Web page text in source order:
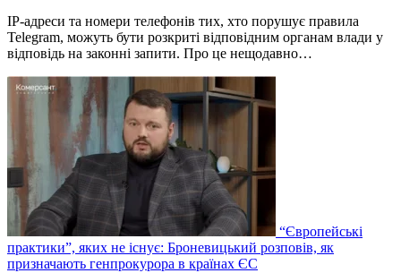
IP-адреси та номери телефонів тих, хто порушує правила
Telegram, можуть бути розкриті відповідним органам влади у
відповідь на законні запити. Про це нещодавно…
“Європейські
практики”, яких не існує: Броневицький розповів, як
призначають генпрокурора в країнах ЄС